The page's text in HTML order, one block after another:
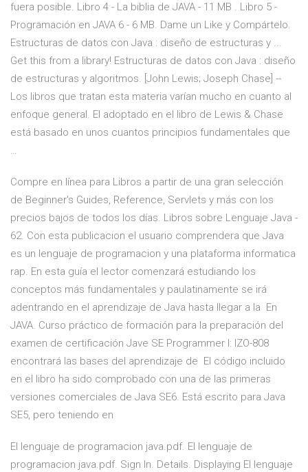
fuera posible. Libro 4 - La biblia de JAVA - 11 MB . Libro 5 -
Programación en JAVA 6 - 6 MB. Dame un Like y Compártelo.
Estructuras de datos con Java : diseño de estructuras y ...
Get this from a library! Estructuras de datos con Java : diseño
de estructuras y algoritmos. [John Lewis; Joseph Chase] --
Los libros que tratan esta materia varían mucho en cuanto al
enfoque general. El adoptado en el libro de Lewis & Chase
está basado en unos cuantos principios fundamentales que
…
Compre en línea para Libros a partir de una gran selección
de Beginner's Guides, Reference, Servlets y más con los
precios bajos de todos los días. Libros sobre Lenguaje Java -
62. Con esta publicacion el usuario comprendera que Java
es un lenguaje de programacion y una plataforma informatica
rap. En esta guía el lector comenzará estudiando los
conceptos más fundamentales y paulatinamente se irá
adentrando en el aprendizaje de Java hasta llegar a la En
JAVA. Curso práctico de formación para la preparación del
examen de certificación Jave SE Programmer I: IZO-808
encontrará las bases del aprendizaje de El código incluido
en el libro ha sido comprobado con una de las primeras
versiones comerciales de Java SE6. Está escrito para Java
SE5, pero teniendo en
El lenguaje de programacion java.pdf. El lenguaje de
programacion java.pdf. Sign In. Details. Displaying El lenguaje